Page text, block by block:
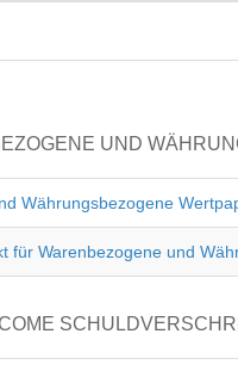
UND
Währungsbezogene
für Warenbezogene und